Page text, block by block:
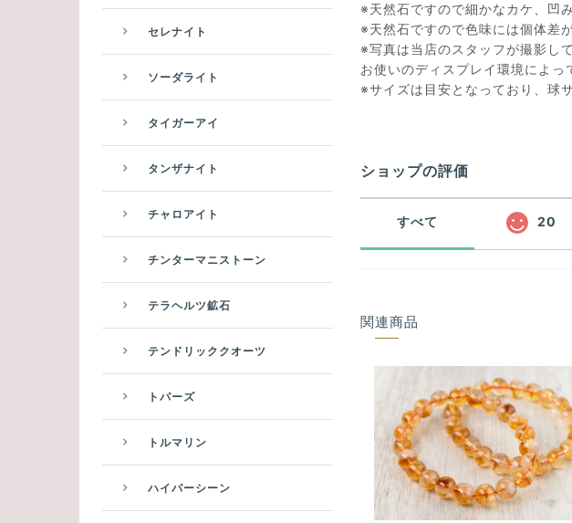
※天然石ですので細かなカケ、凹
※天然石ですので色味には個体差
※写真は当店のスタッフが撮影し
お使いのディスプレイ環境によっ
※サイズは目安となっており、球
ショップの評価
すべて 20
関連商品
セレナイト
ソーダライト
タイガーアイ
タンザナイト
チャロアイト
チンターマニストーン
テラヘルツ鉱石
テンドリッククオーツ
トパーズ
トルマリン
ハイパーシーン